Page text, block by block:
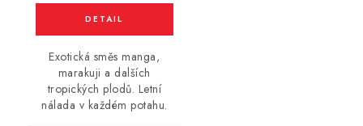
Exotická směs manga,
marakuji a dalších
tropických plodů. Letní
nálada v každém potahu.